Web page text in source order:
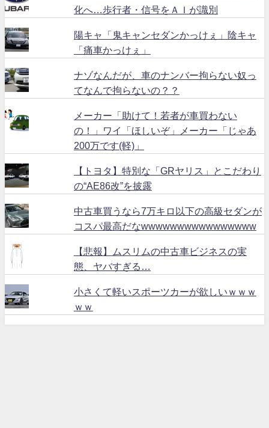
化へ…歩行者・信号をＡＩが識別
陽キャ「鬼キャンセダンかっけぇ」陰キャ
「痛車かっけぇ」
ナゾなんだが、車のナンバー拘らない奴っ
てなんで拘らないの？？
メーカー「助けて！若者が車買わない
の！」ワイ「ほしいぞ」メーカー「じゃあ
200万です(軽)」
【トヨタ】特別な「GRヤリス」とこだわり
の“AE86改”を披露
中古車買うなら7万キロ以下の高級セダンが
コスパ最高だなwwwwwwwwwwwwwwww
【悲報】ムスリムの中古車ビジネスの実
態、ヤバすぎる…
小さくて軽いスポーツカーが欲しいｗｗｗ
ｗｗ